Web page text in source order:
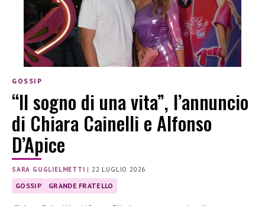
GOSSIP
“Il sogno di una vita”, l’annuncio
di Chiara Cainelli e Alfonso
D’Apice
SARA GUGLIELMETTI | 22 LUGLIO 2026
GOSSIP GRANDE FRATELLO